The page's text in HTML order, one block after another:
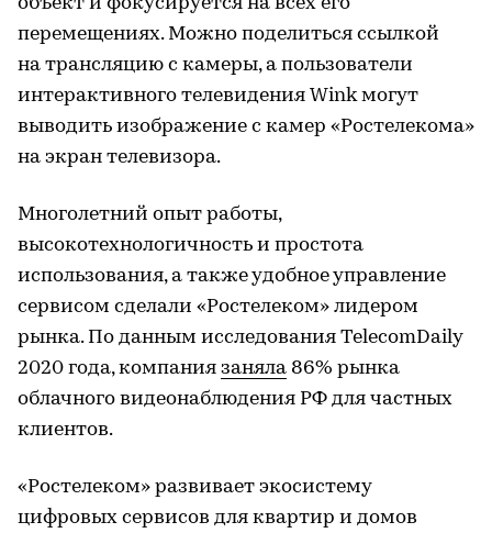
перемещениях. Можно поделиться ссылкой
на трансляцию с камеры, а пользователи
интерактивного телевидения Wink могут
выводить изображение с камер «Ростелекома»
на экран телевизора.
Многолетний опыт работы,
высокотехнологичность и простота
использования, а также удобное управление
сервисом сделали «Ростелеком» лидером
рынка. По данным исследования TelecomDaily
2020 года, компания заняла 86% рынка
облачного видеонаблюдения РФ для частных
клиентов.
«Ростелеком» развивает экосистему
цифровых сервисов для квартир и домов